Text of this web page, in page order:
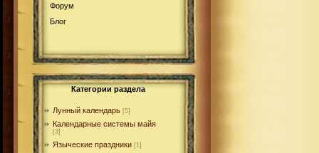
Форум
Блог
Категории раздела
Лунный календарь [5]
Календарные системы майя
[3]
Языческие праздники [1]